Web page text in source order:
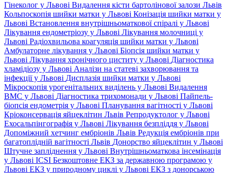
Гінеколог у Львові Видалення кісти бартолінової залози Львів
Кольпоскопія шийки матки у Львові Конізація шийки матки у
Львові Встановлення внутрішньоматкової спіралі у Львові
Лікування ендометріозу у Львові Лікування молочниці у
Львові Радіохвильова коагуляція шийки матки у Львові
Амбулаторне лікування у Львові Біопсія шийки матки у
Львові Лікування хронічного циститу у Львові Діагностика
хламідіозу у Львові Аналізи на статеві захворювання та
інфекції у Львові Дисплазія шийки матки у Львові
Мікроскопія урогенітальних виділень у Львові Видалення
ВМС у Львові Діагностика трихомонади у Львові Пайпель-
біопсія ендометрія у Львові Планування вагітності у Львові
Кріоконсервація яйцеклітин Львів Репродуктолог у Львові
Ехосальпінгографія у Львові Лікування безпліддя у Львові
Допоміжний хетчинг ембріонів Львів Редукція ембріонів при
багатоплідній вагітності Львів Донорство яйцеклітин у Львові
Штучне запліднення у Львові Внутрішньоматкова інсемінація
у Львові ICSI Безкоштовне ЕКЗ за державною програмою у
Львові ЕКЗ у природному циклі у Львові ЕКЗ з донорською